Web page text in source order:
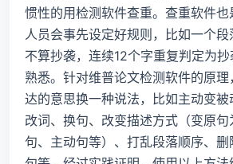
惯性的用检测软件查重。查重软件
人员会事先设定好规则，比如一个
不算抄袭，连续12个字重复判定为
熟悉。针对维普论文检测软件的原
达的意思换一种说法，比如主动变被
改词、换句、改变描述方式（变原
句、主动句等）、打乱段落顺序、